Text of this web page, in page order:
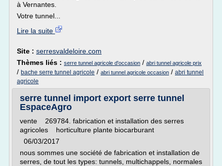
à Vernantes.
Votre tunnel...
Lire la suite
Site : serresvaldeloire.com
Thèmes liés : serre tunnel agricole d'occasion / abri tunnel agricole prix
/ bache serre tunnel agricole / abri tunnel agricole occasion / abri tunnel
agricole
serre tunnel import export serre tunnel
EspaceAgro
vente 269784. fabrication et installation des serres
agricoles horticulture plante biocarburant
06/03/2017
nous sommes une société de fabrication et installation de
serres, de tout les types: tunnels, multichappels, normales